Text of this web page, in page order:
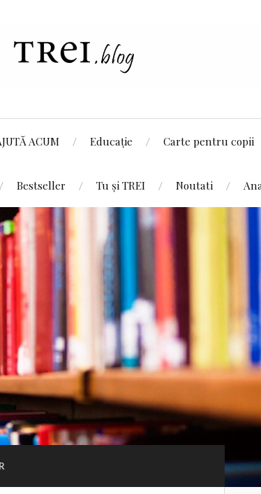
ACUM Educație Carte pentru copii
Bestseller Tu și TREI Noutati